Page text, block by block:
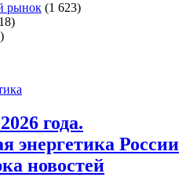
рынок (1 623)
года.
энергетика России
новостей